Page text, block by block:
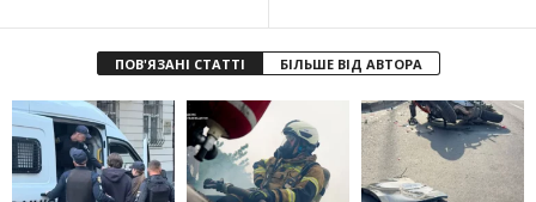
ПОВ'ЯЗАНІ СТАТТІ БІЛЬШЕ ВІД АВТОРА